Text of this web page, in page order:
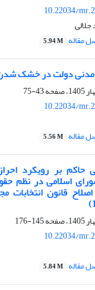
10.22034/
مقاله 5.94 M
دولت در خشک شدن
43-75
10.22034/
مقاله 5.56 M
حاکم بر رویکرد
اسلامی در نظم
اصلاح قانون
145-176
10.22034/
مقاله 5.84 M